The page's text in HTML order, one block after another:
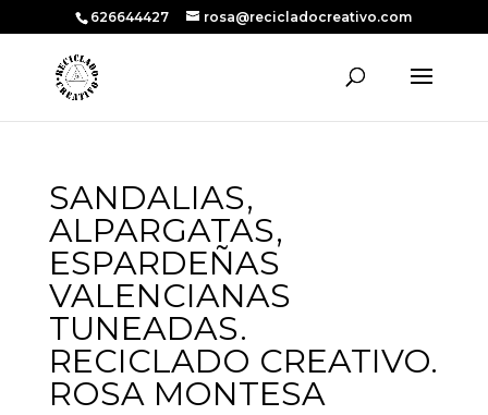
626644427 rosa@recicladocreativo.com
SANDALIAS,
ALPARGATAS,
ESPARDEÑAS
VALENCIANAS
TUNEADAS.
RECICLADO CREATIVO.
ROSA MONTESA